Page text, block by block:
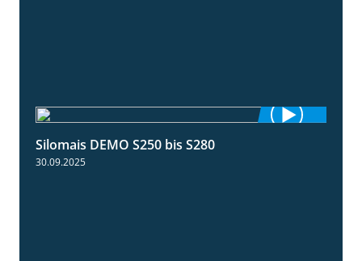
Silomais DEMO S250 bis S280
30.09.2025